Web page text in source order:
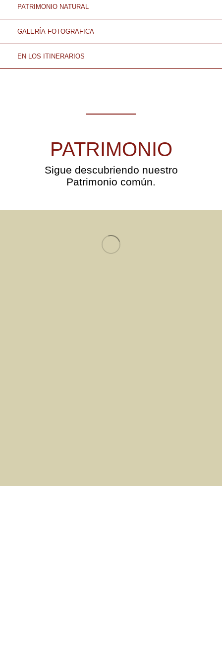
PATRIMONIO NATURAL
GALERÍA FOTOGRAFICA
EN LOS ITINERARIOS
PATRIMONIO
Sigue descubriendo nuestro
Patrimonio común.